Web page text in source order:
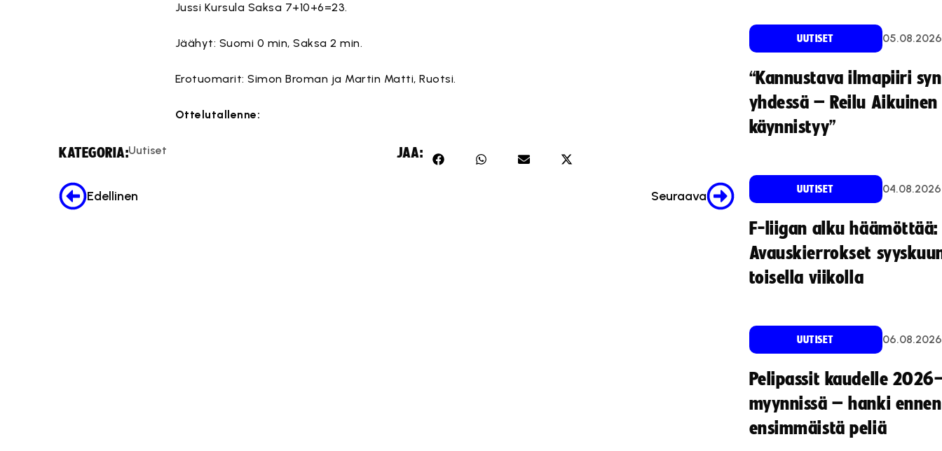
Jussi Kursula Saksa 7+10+6=23.
Jäähyt: Suomi 0 min, Saksa 2 min.
Erotuomarit: Simon Broman ja Martin Matti, Ruotsi.
Ottelutallenne:
Hyväksy markkinointievästeet
KATEGORIA:Uutiset JAA:
Edellinen Seuraava
UUTISET 05.08.2026
“Kannustava ilmapiiri
yhdessä – Reilu
käynnistyy”
UUTISET 04.08.2026
F-liigan alku häämöttää:
Avauskierrokset
toisella viikolla
UUTISET 06.08.2026
Pelipassit kaudelle
myynnissä – hanki ennen
ensimmäistä peliä